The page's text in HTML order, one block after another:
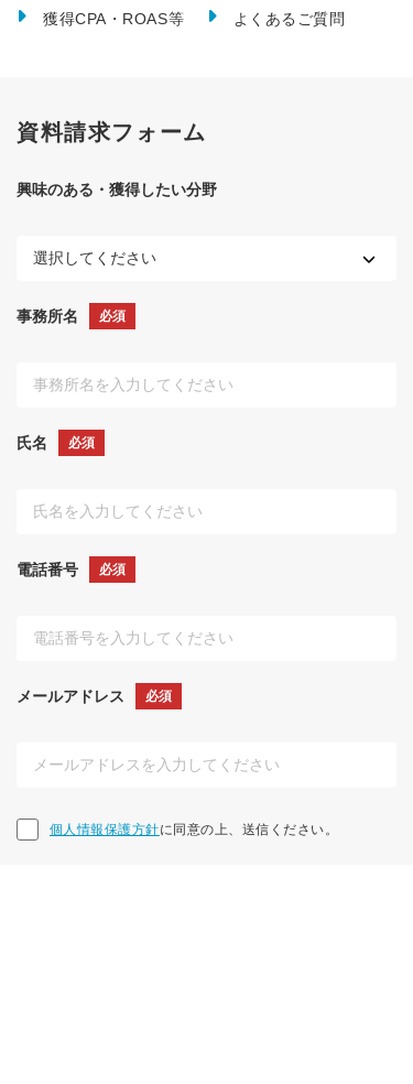
獲得CPA・ROAS等 よくあるご質問
資料請求フォーム
興味のある・獲得したい分野
事務所名 必須
氏名 必須
電話番号 必須
メールアドレス 必須
個人情報保護方針に同意の上、送信ください。
個人情報保護方針に同意の上、送信ください。